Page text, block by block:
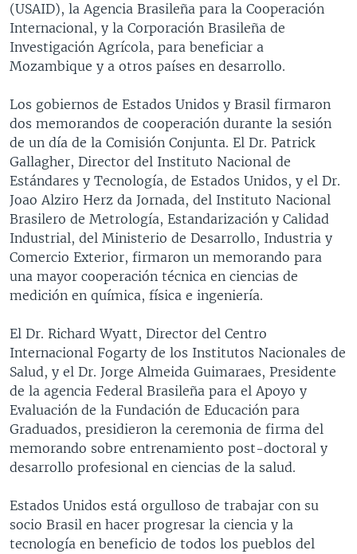
(USAID), la Agencia Brasileña para la Cooperación
Internacional, y la Corporación Brasileña de
Investigación Agrícola, para beneficiar a
Mozambique y a otros países en desarrollo.
Los gobiernos de Estados Unidos y Brasil firmaron
dos memorandos de cooperación durante la sesión
de un día de la Comisión Conjunta. El Dr. Patrick
Gallagher, Director del Instituto Nacional de
Estándares y Tecnología, de Estados Unidos, y el Dr.
Joao Alziro Herz da Jornada, del Instituto Nacional
Brasilero de Metrología, Estandarización y Calidad
Industrial, del Ministerio de Desarrollo, Industria y
Comercio Exterior, firmaron un memorando para
una mayor cooperación técnica en ciencias de
medición en química, física e ingeniería.
El Dr. Richard Wyatt, Director del Centro
Internacional Fogarty de los Institutos Nacionales de
Salud, y el Dr. Jorge Almeida Guimaraes, Presidente
de la agencia Federal Brasileña para el Apoyo y
Evaluación de la Fundación de Educación para
Graduados, presidieron la ceremonia de firma del
memorando sobre entrenamiento post-doctoral y
desarrollo profesional en ciencias de la salud.
Estados Unidos está orgulloso de trabajar con su
socio Brasil en hacer progresar la ciencia y la
tecnología en beneficio de todos los pueblos del